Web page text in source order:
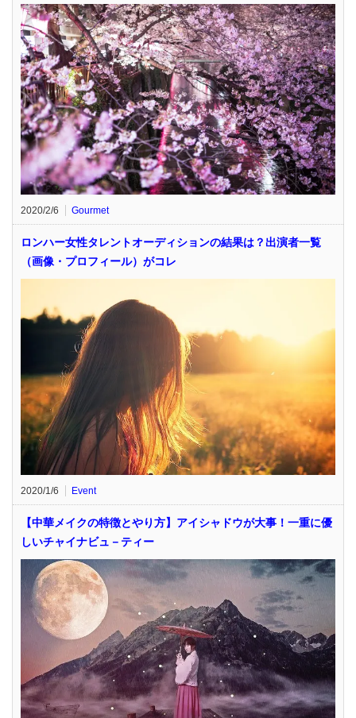
2020/2/6 Gourmet
ロンハー女性タレントオーディションの結果は？出演者一覧
（画像・プロフィール）がコレ
2020/1/6 Event
【中華メイクの特徴とやり方】アイシャドウが大事！一重に優
しいチャイナビュ－ティー